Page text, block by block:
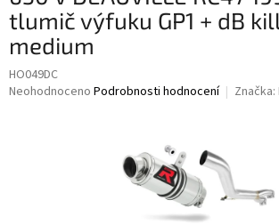
tlumič výfuku GP1 + dB
medium
HO049DC
Průměrné
Neohodnoceno Podrobnosti hodnocení Značka: